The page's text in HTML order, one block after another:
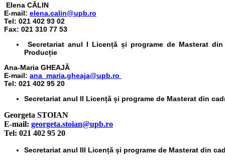
Elena CĂLIN
E-mail: elena.calin@upb.ro
Tel: 021 402 93 02
Fax: 021 310 77 53
Secretariat anul I Licență și programe de Masterat
Producție
Ana-Maria GHEAJĂ
E-mail: ana_maria.gheaja@upb.ro
Tel: 021 402 95 20
Secretariat anul II Licență și programe de Masterat din
Georgeta STOIAN
E-mail: georgeta.stoian@upb.ro
Tel: 021 402 95 20
Secretariat anul III Licență și programe de Masterat din